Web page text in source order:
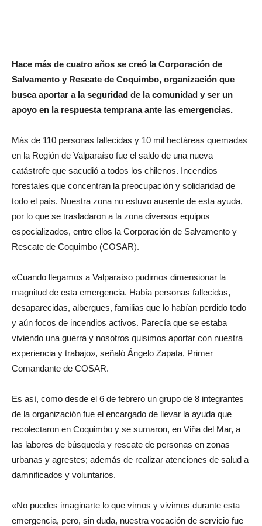
Hace más de cuatro años se creó la Corporación de
Salvamento y Rescate de Coquimbo, organización que
busca aportar a la seguridad de la comunidad y ser un
apoyo en la respuesta temprana ante las emergencias.
Más de 110 personas fallecidas y 10 mil hectáreas quemadas
en la Región de Valparaíso fue el saldo de una nueva
catástrofe que sacudió a todos los chilenos. Incendios
forestales que concentran la preocupación y solidaridad de
todo el país. Nuestra zona no estuvo ausente de esta ayuda,
por lo que se trasladaron a la zona diversos equipos
especializados, entre ellos la Corporación de Salvamento y
Rescate de Coquimbo (COSAR).
«Cuando llegamos a Valparaíso pudimos dimensionar la
magnitud de esta emergencia. Había personas fallecidas,
desaparecidas, albergues, familias que lo habían perdido todo
y aún focos de incendios activos. Parecía que se estaba
viviendo una guerra y nosotros quisimos aportar con nuestra
experiencia y trabajo», señaló Ángelo Zapata, Primer
Comandante de COSAR.
Es así, como desde el 6 de febrero un grupo de 8 integrantes
de la organización fue el encargado de llevar la ayuda que
recolectaron en Coquimbo y se sumaron, en Viña del Mar, a
las labores de búsqueda y rescate de personas en zonas
urbanas y agrestes; además de realizar atenciones de salud a
damnificados y voluntarios.
«No puedes imaginarte lo que vimos y vivimos durante esta
emergencia, pero, sin duda, nuestra vocación de servicio fue